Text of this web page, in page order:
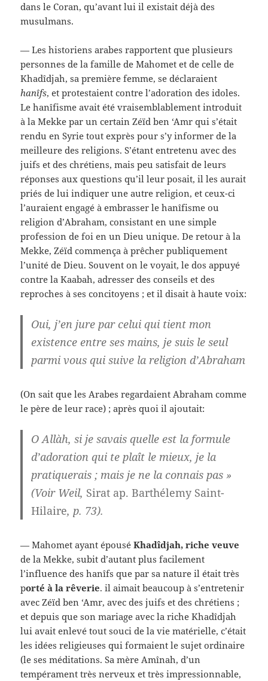
dans le Coran, qu’avant lui il existait déjà des
musulmans.
— Les historiens arabes rapportent que plusieurs
personnes de la famille de Mahomet et de celle de
Khadîdjah, sa première femme, se déclaraient
hanîfs, et protestaient contre l’adoration des idoles.
Le hanîfisme avait été vraisemblablement introduit
à la Mekke par un certain Zéïd ben ‘Amr qui s’était
rendu en Syrie tout exprès pour s’y informer de la
meilleure des religions. S’étant entretenu avec des
juifs et des chrétiens, mais peu satisfait de leurs
réponses aux questions qu’il leur posait, il les aurait
priés de lui indiquer une autre religion, et ceux-ci
l’auraient engagé à embrasser le hanîfisme ou
religion d’Abraham, consistant en une simple
profession de foi en un Dieu unique. De retour à la
Mekke, Zéïd commença à prêcher publiquement
l’unité de Dieu. Souvent on le voyait, le dos appuyé
contre la Kaabah, adresser des conseils et des
reproches à ses concitoyens ; et il disait à haute voix:
Oui, j’en jure par celui qui tient mon
existence entre ses mains, je suis le seul
parmi vous qui suive la religion d’Abraham
(On sait que les Arabes regardaient Abraham comme
le père de leur race) ; après quoi il ajoutait:
O Allàh, si je savais quelle est la formule
d’adoration qui te plaît le mieux, je la
pratiquerais ; mais je ne la connais pas »
(Voir Weil, Sirat ap. Barthélemy Saint-
Hilaire, p. 73).
— Mahomet ayant épouséKhadîdjah, riche veuve
de la Mekke, subit d’autant plus facilement
l’influence des hanîfs que par sa nature il était très
porté à la rêverie. il aimait beaucoup à s’entretenir
avec Zéïd ben ‘Amr, avec des juifs et des chrétiens ;
et depuis que son mariage avec la riche Khadîdjah
lui avait enlevé tout souci de la vie matérielle, c’était
les idées religieuses qui formaient le sujet ordinaire
(le ses méditations. Sa mère Amînah, d’un
tempérament très nerveux et très impressionnable,